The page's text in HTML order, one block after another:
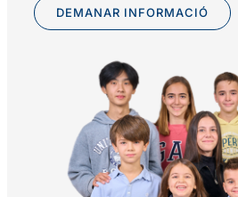
DEMANAR INFORMACIÓ